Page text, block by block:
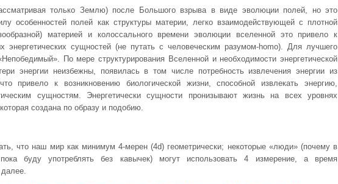
только Землю) после Большого взрыва в виде эволюции полей, но это
особенностей полей как структуры материи, легко взаимодействующей с плотной
материей и колоссального времени эволюции вселенной это привело к
энергетических сущностей (не путать с человеческим разумом-homo). Для лучшего
По мере структурирования Вселенной и необходимости энергетической
энергии неизбежны, появилась в том числе потребность извлечения энергии из
привело к возникновению биологической жизни, способной извлекать энергию,
сущностям. Энергетически сущности пронизывают жизнь на всех уровнях
создана по образу и подобию.
что наш мир как минимум 4-мерен (4d) геометрически; некоторые «люди» (почему в
буду употреблять без кавычек) могут использовать 4 измерение, а время